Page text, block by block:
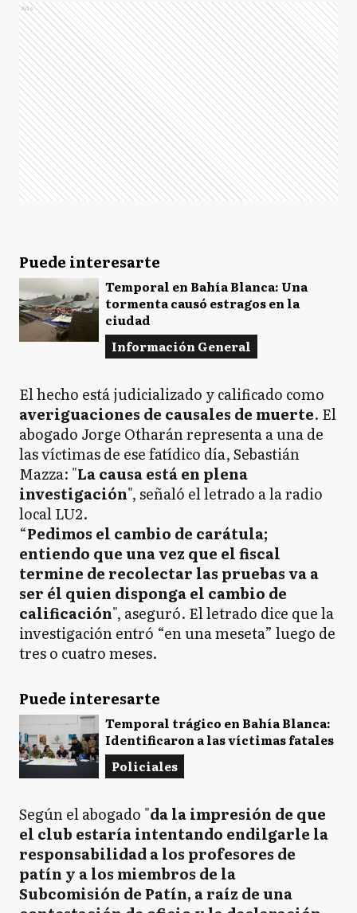
Ads
Puede interesarte
Temporal en Bahía Blanca: Una
tormenta causó estragos en la
ciudad
Información General
El hecho está judicializado y calificado como
averiguaciones de causales de muerte. El
abogado Jorge Otharán representa a una de
las víctimas de ese fatídico día, Sebastián
Mazza: "La causa está en plena
investigación", señaló el letrado a la radio
local LU2.
“Pedimos el cambio de carátula;
entiendo que una vez que el fiscal
termine de recolectar las pruebas va a
ser él quien disponga el cambio de
calificación", aseguró. El letrado dice que la
investigación entró “en una meseta” luego de
tres o cuatro meses.
Puede interesarte
Temporal trágico en Bahía Blanca:
Identificaron a las víctimas fatales
Policiales
Según el abogado "da la impresión de que
el club estaría intentando endilgarle la
responsabilidad a los profesores de
patín y a los miembros de la
Subcomisión de Patín, a raíz de una